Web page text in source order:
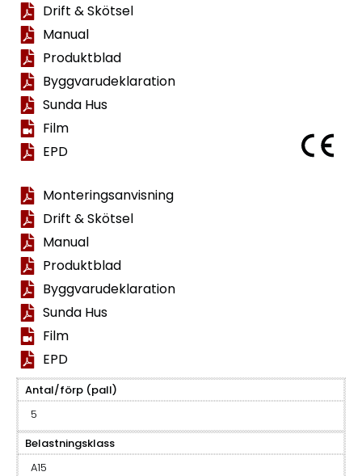
Drift & Skötsel
Manual
Produktblad
Byggvarudeklaration
Sunda Hus
Film
EPD
Monteringsanvisning
Drift & Skötsel
Manual
Produktblad
Byggvarudeklaration
Sunda Hus
Film
EPD
Antal/förp (pall)
5
Belastningsklass
A15